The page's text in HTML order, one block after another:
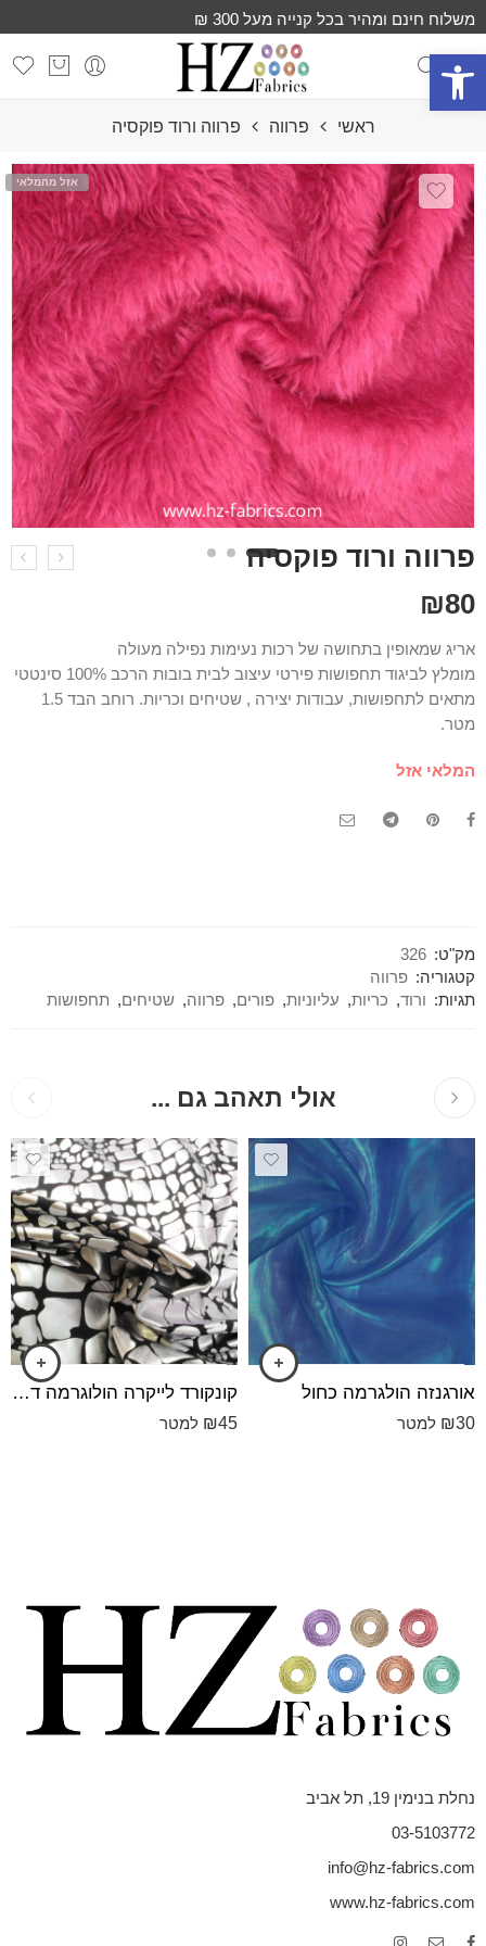
פתח סרגל נגישות
משלוח חינם ומהיר בכל קנייה מעל 300 ₪
ראשי פרווה פרווה ורוד פוקסיה
אזל מהמלאי
פרווה ורוד פוקסיה
₪80
אריג שמאופין בתחושה של רכות נעימות נפילה מעולה
מומלץ לביגוד תחפושות פירטי עיצוב לבית בובות הרכב 100% סינטטי
מתאים לתחפושות, עבודות יצירה , שטיחים וכריות. רוחב הבד 1.5
מטר.
המלאי אזל
מק"ט: 326
קטגוריה: פרווה
תגיות: ורוד, כריות, עליוניות, פורים, פרווה, שטיחים, תחפושות
אולי תאהב גם ...
אורגנזה הולגרמה כחול
₪30 למטר
קונקורד לייקרה הולוגרמה דק הולוגרמה שחור עם הדפס כסוף
₪45 למטר
נחלת בנימין 19, תל אביב
03-5103772
info@hz-fabrics.com
www.hz-fabrics.com